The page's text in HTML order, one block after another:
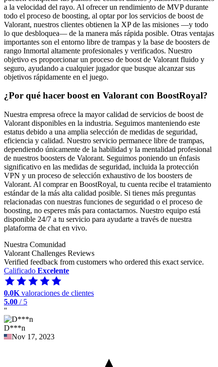
a la velocidad del rayo. Al ofrecer un rendimiento de MVP durante
todo el proceso de boosting, al optar por los servicios de boost de
Valorant, nuestros clientes obtienen la XP de las misiones —y todo
lo que desbloquea— de la manera más rápida posible. Otras ventajas
importantes son el entorno libre de trampas y la base de boosters de
rango Inmortal altamente profesionales y verificados. Nuestro
objetivo es proporcionar un proceso de boost de Valorant fluido y
seguro, ayudando a cualquier jugador que busque alcanzar sus
objetivos rápidamente en el juego.
¿Por qué hacer boost en Valorant con BoostRoyal?
Nuestra empresa ofrece la mayor calidad de servicios de boost de
Valorant disponibles en la industria. Seguimos manteniendo este
estatus debido a una amplia selección de medidas de seguridad,
eficiencia y calidad. Nuestro servicio permanece libre de trampas,
dependiendo únicamente de la habilidad y la mentalidad profesional
de nuestros boosters de Valorant. Seguimos poniendo un énfasis
significativo en las medidas de seguridad, incluida la protección
VPN y un proceso de selección exhaustivo de los boosters de
Valorant. Al comprar en BoostRoyal, tu cuenta recibe el tratamiento
estándar de la más alta calidad posible. Si tienes más preguntas
relacionadas con nuestras funciones de seguridad o el proceso de
boosting, no esperes más para contactarnos. Nuestro equipo está
disponible 24/7 a tu servicio para ayudarte a través de nuestra
plataforma de chat en vivo.
Nuestra Comunidad
Valorant Challenges Reviews
Verified feedback from customers who ordered this exact service.
Calificado Excelente
0.0K valoraciones de clientes
5.00 / 5
"
D***n
Nov 17, 2023